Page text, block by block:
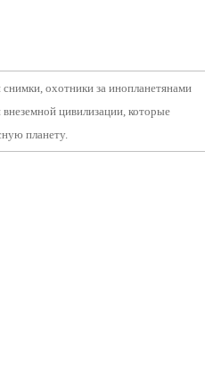
охотники за инопланетянами
цивилизации, которые
планету.